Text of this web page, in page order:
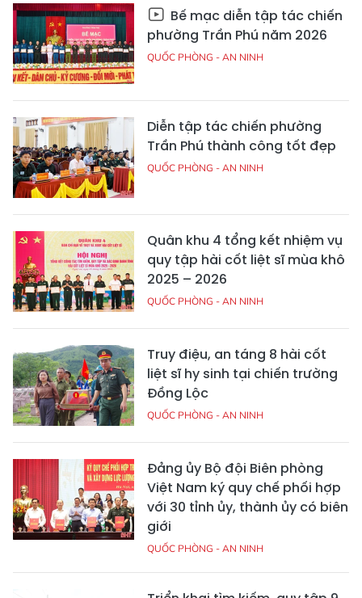
Bế mạc diễn tập tác chiến
phường Trần Phú năm 2026
QUỐC PHÒNG - AN NINH
Diễn tập tác chiến phường
Trần Phú thành công tốt đẹp
QUỐC PHÒNG - AN NINH
Quân khu 4 tổng kết nhiệm vụ
quy tập hài cốt liệt sĩ mùa khô
2025 – 2026
QUỐC PHÒNG - AN NINH
Truy điệu, an táng 8 hài cốt
liệt sĩ hy sinh tại chiến trường
Đồng Lộc
QUỐC PHÒNG - AN NINH
Đảng ủy Bộ đội Biên phòng
Việt Nam ký quy chế phối hợp
với 30 tỉnh ủy, thành ủy có biên
giới
QUỐC PHÒNG - AN NINH